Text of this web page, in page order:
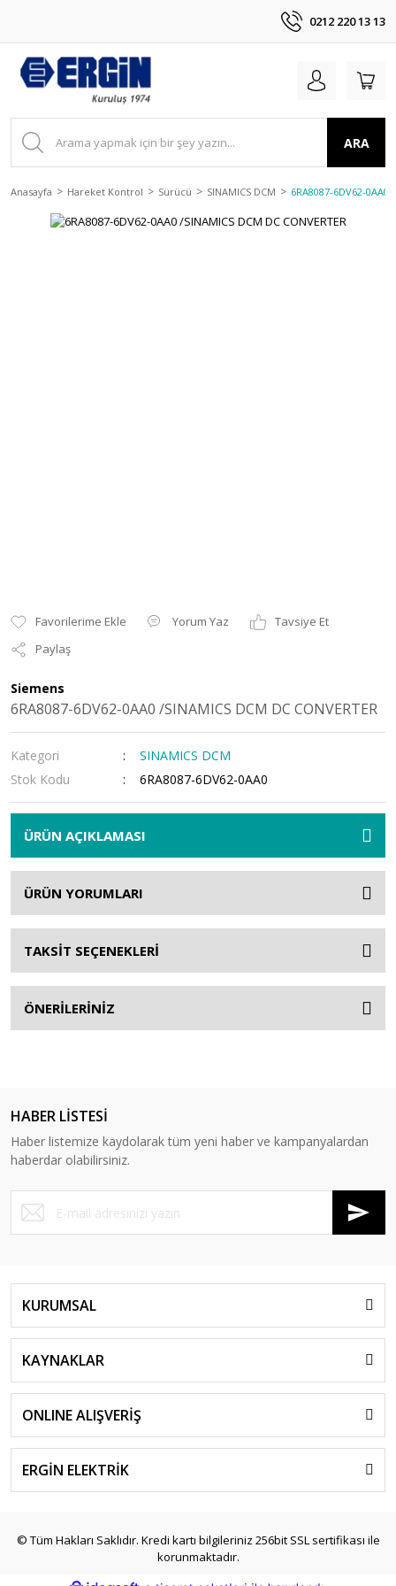
0212 220 13 13
ARA
Anasayfa Hareket Kontrol Sürücü SINAMICS DCM 6RA8087-6DV62-0AA0
Yorum Yaz
Tavsiye Et
Paylaş
Siemens
6RA8087-6DV62-0AA0 /SINAMICS DCM DC CONVERTER
Kategori
SINAMICS DCM
Stok Kodu
6RA8087-6DV62-0AA0
ÜRÜN AÇIKLAMASI
ÜRÜN YORUMLARI
TAKSİT SEÇENEKLERİ
ÖNERİLERİNİZ
HABER LİSTESİ
Haber listemize kaydolarak tüm yeni haber ve kampanyalardan
haberdar olabilirsiniz.
KURUMSAL
KAYNAKLAR
ONLINE ALIŞVERİŞ
ERGİN ELEKTRİK
© Tüm Hakları Saklıdır. Kredi kartı bilgileriniz 256bit SSL sertifikası ile
korunmaktadır.